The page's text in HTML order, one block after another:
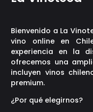
Bienvenido a La
vino online en
experiencia en la
ofrecemos una
incluyen vinos
premium.
¿Por qué elegirnos?